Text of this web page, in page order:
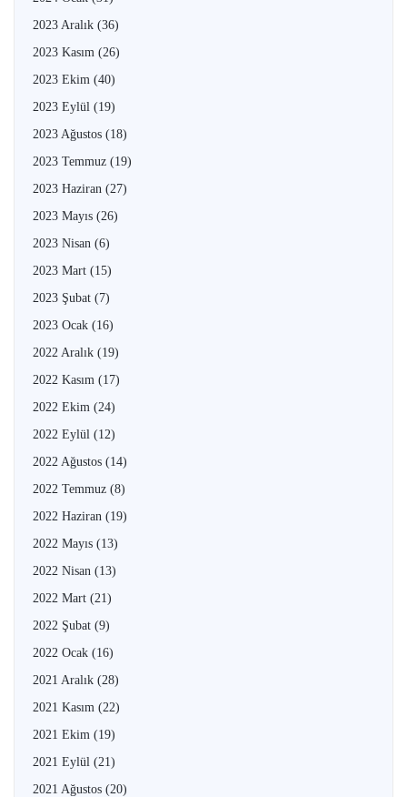
2023 Aralık (36)
2023 Kasım (26)
2023 Ekim (40)
2023 Eylül (19)
2023 Ağustos (18)
2023 Temmuz (19)
2023 Haziran (27)
2023 Mayıs (26)
2023 Nisan (6)
2023 Mart (15)
2023 Şubat (7)
2023 Ocak (16)
2022 Aralık (19)
2022 Kasım (17)
2022 Ekim (24)
2022 Eylül (12)
2022 Ağustos (14)
2022 Temmuz (8)
2022 Haziran (19)
2022 Mayıs (13)
2022 Nisan (13)
2022 Mart (21)
2022 Şubat (9)
2022 Ocak (16)
2021 Aralık (28)
2021 Kasım (22)
2021 Ekim (19)
2021 Eylül (21)
2021 Ağustos (20)